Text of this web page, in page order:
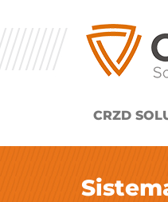
CRZD